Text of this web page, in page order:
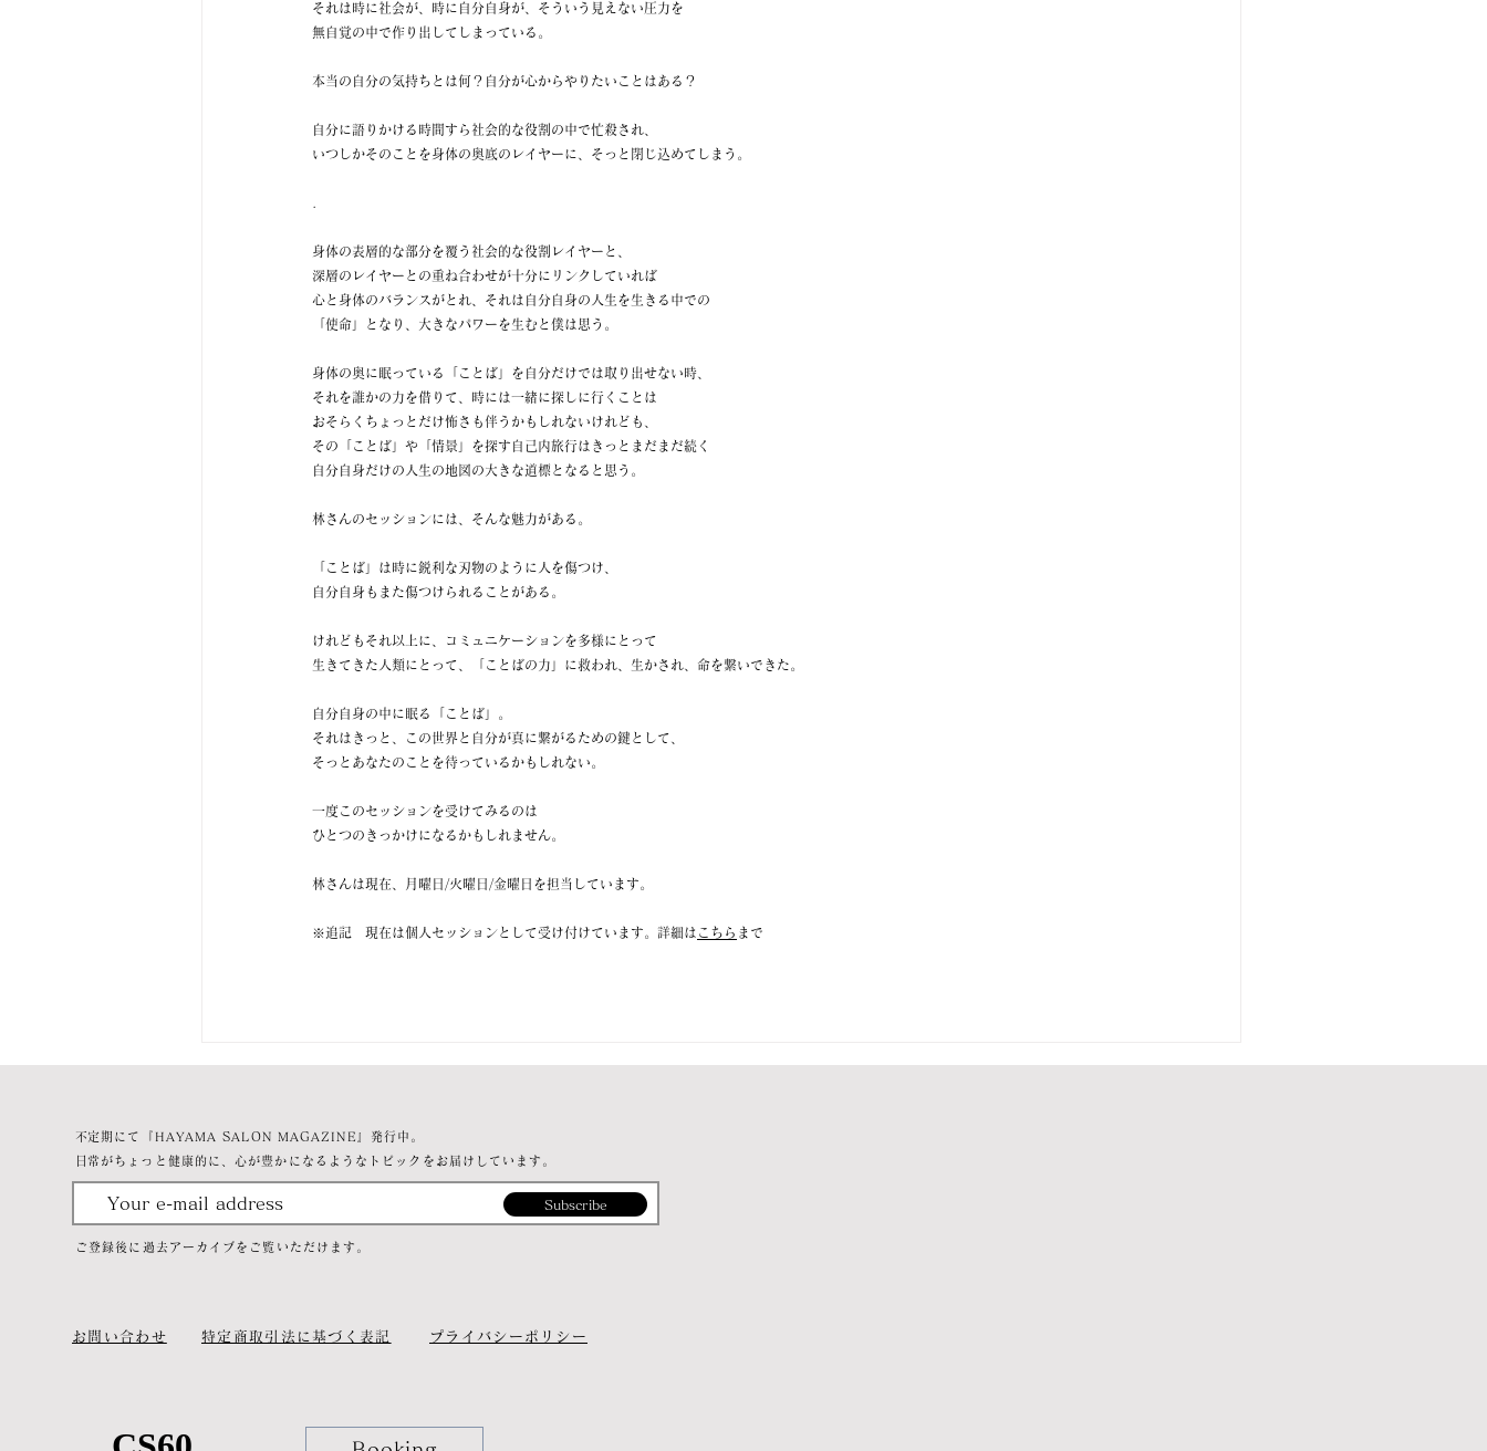
それは時に社会が、時に自分自身が、そういう見えない圧力を
無自覚の中で作り出してしまっている。
本当の自分の気持ちとは何？自分が心からやりたいことはある？
自分に語りかける時間すら社会的な役割の中で忙殺され、
いつしかそのことを身体の奥底のレイヤーに、そっと閉じ込めてしまう。
身体の表層的な部分を覆う社会的な役割レイヤーと、
深層のレイヤーとの重ね合わせが十分にリンクしていれば
心と身体のバランスがとれ、それは自分自身の人生を生きる中での
「使命」となり、大きなパワーを生むと僕は思う。
身体の奥に眠っている「ことば」を自分だけでは取り出せない時、
それを誰かの力を借りて、時には一緒に探しに行くことは
おそらくちょっとだけ怖さも伴うかもしれないけれども、
その「ことば」や「情景」を探す自己内旅行はきっとまだまだ続く
自分自身だけの人生の地図の大きな道標となると思う。
林さんのセッションには、そんな魅力がある。
「ことば」は時に鋭利な刃物のように人を傷つけ、
自分自身もまた傷つけられることがある。
けれどもそれ以上に、コミュニケーションを多様にとって
生きてきた人類にとって、「ことばの力」に救われ、生かされ、命を繋いできた。
自分自身の中に眠る「ことば」。
それはきっと、この世界と自分が真に繋がるための鍵として、
そっとあなたのことを待っているかもしれない。
一度このセッションを受けてみるのは
ひとつのきっかけになるかもしれません。
林さんは現在、月曜日/火曜日/金曜日を担当しています。
※追記　現在は個人セッションとして受け付けています。詳細は こちら まで
​不定期にて『HAYAMA SALON MAGAZINE』発行中。
​日常がちょっと健康的に、心が豊かになるようなトピックをお届けしています。
Subscribe
ご登録後に過去アーカイブをご覧いただけます。
お問い合わせ 特定商取引法に基づく表記 プライバシーポリシー